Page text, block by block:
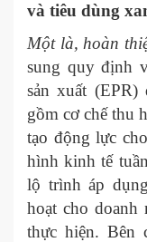
và tiêu dùng
Một là, hoàn
sung quy định
sản xuất
gồm cơ chế thu
tạo động lực
hình kinh tế
lộ trình áp
hoạt cho doanh
thực hiện. Bên